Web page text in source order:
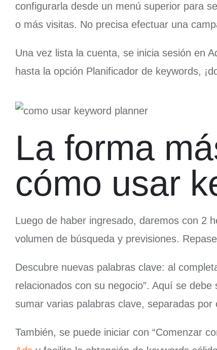
configurarla desde un menú superior para
o más visitas. No precisa efectuar una
Una vez lista la cuenta, se inicia sesión en
hasta la opción Planificador de keywords,
La forma
cómo usar
Luego de haber ingresado, daremos con 2
volumen de búsqueda y previsiones.
Descubre nuevas palabras clave: al
relacionados con su negocio”. Aquí se
sumar varias palabras clave, separadas por
También, se puede iniciar con “Comenzar